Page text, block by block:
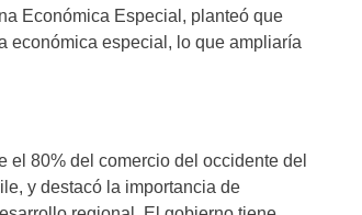
Económica Especial, planteó que
económica especial, lo que ampliaría
el 80% del comercio del occidente del
y destacó la importancia de